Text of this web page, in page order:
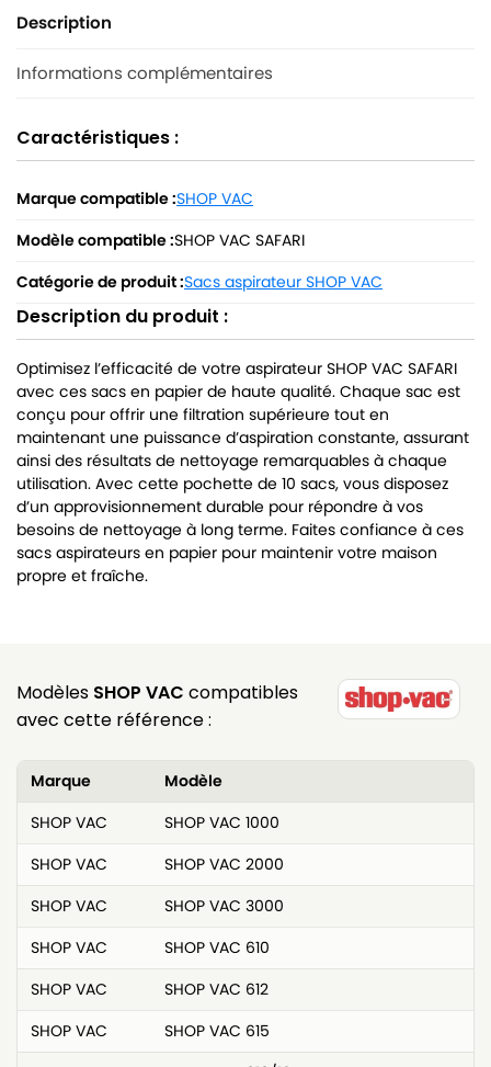
Description
Informations complémentaires
Caractéristiques :
Marque compatible :SHOP VAC
Modèle compatible :SHOP VAC SAFARI
Catégorie de produit :Sacs aspirateur SHOP VAC
Description du produit :
Optimisez l’efficacité de votre aspirateur SHOP VAC SAFARI
avec ces sacs en papier de haute qualité. Chaque sac est
conçu pour offrir une filtration supérieure tout en
maintenant une puissance d’aspiration constante, assurant
ainsi des résultats de nettoyage remarquables à chaque
utilisation. Avec cette pochette de 10 sacs, vous disposez
d’un approvisionnement durable pour répondre à vos
besoins de nettoyage à long terme. Faites confiance à ces
sacs aspirateurs en papier pour maintenir votre maison
propre et fraîche.
Modèles SHOP VAC compatibles
avec cette référence :
Marque
Modèle
SHOP VAC
SHOP VAC 1000
SHOP VAC
SHOP VAC 2000
SHOP VAC
SHOP VAC 3000
SHOP VAC
SHOP VAC 610
SHOP VAC
SHOP VAC 612
SHOP VAC
SHOP VAC 615